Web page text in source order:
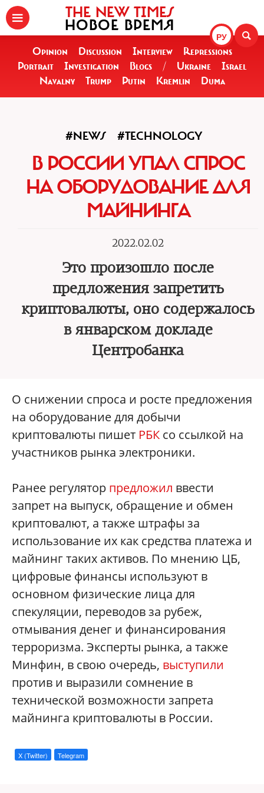
РУ
THE NEW TIMES
НОВОЕ ВРЕМЯ
Opinion Discussion Interview
Repressions
Portrait
Investigation Blogs / Ukraine
Israel
Navalny
Trump Putin Kremlin Duma
#NEWS #TECHNOLOGY
В РОССИИ УПАЛ СПРОС
НА ОБОРУДОВАНИЕ ДЛЯ
МАЙНИНГА
2022.02.02
Это произошло после
предложения запретить
криптовалюты, оно содержалось
в январском докладе
Центробанка
О снижении спроса и росте предложения
на оборудование для добычи
криптовалюты пишет РБК со ссылкой на
участников рынка электроники.
Ранее регулятор предложил ввести
запрет на выпуск, обращение и обмен
криптовалют, а также штрафы за
использование их как средства платежа и
майнинг таких активов. По мнению ЦБ,
цифровые финансы используют в
основном физические лица для
спекуляции, переводов за рубеж,
отмывания денег и финансирования
терроризма. Эксперты рынка, а также
Минфин, в свою очередь, выступили
против и выразили сомнение в
технической возможности запрета
майнинга криптовалюты в России.
X (Twitter) Telegram